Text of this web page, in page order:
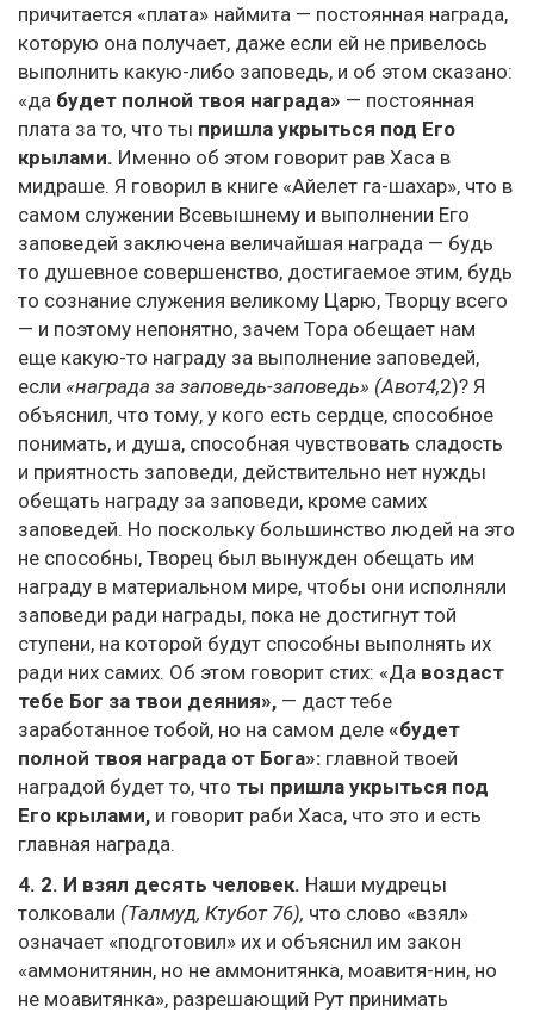
причитается «плата» наймита — постоянная награда,
которую она получает, даже если ей не привелось
выполнить какую-либо заповедь, и об этом сказано:
«да будет полной твоя награда» — постоянная
плата за то, что ты пришла укрыться под Его
крылами. Именно об этом говорит рав Хаса в
мидраше. Я говорил в книге «Айелет га-шахар», что в
самом служении Всевышнему и выполнении Его
заповедей заключена величайшая награда — будь
то душевное совершенство, достигаемое этим, будь
то сознание служения великому Царю, Творцу всего
— и поэтому непонятно, зачем Тора обещает нам
еще какую-то награду за выполнение заповедей,
если «награда за заповедь-заповедь» (Авот4,2)? Я
объяснил, что тому, у кого есть сердце, способное
понимать, и душа, способная чувствовать сладость
и приятность заповеди, действительно нет нужды
обещать награду за заповеди, кроме самих
заповедей. Но поскольку большинство людей на это
не способны, Творец был вынужден обещать им
награду в материальном мире, чтобы они исполняли
заповеди ради награды, пока не достигнут той
ступени, на которой будут способны выполнять их
ради них самих. Об этом говорит стих: «Да воздаст
тебе Бог за твои деяния», — даст тебе
заработанное тобой, но на самом деле «будет
полной твоя награда от Бога»: главной твоей
наградой будет то, что ты пришла укрыться под
Его крылами, и говорит раби Хаса, что это и есть
главная награда.
4. 2. И взял десять человек. Наши мудрецы
толковали (Талмуд, Ктубот 76), что слово «взял»
означает «подготовил» их и объяснил им закон
«аммонитянин, но не аммонитянка, моавитя-нин, но
не моавитянка», разрешающий Рут принимать